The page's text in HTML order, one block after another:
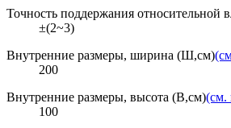
Точность поддержания относительной
±(2~3)
Внутренние размеры, ширина (Ш,см)
200
Внутренние размеры, высота (В,см)(см.
100